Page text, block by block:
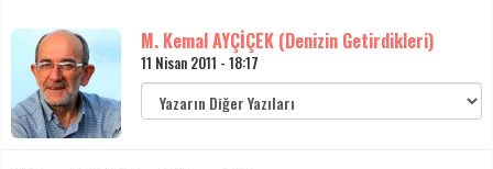
M. Kemal AYÇİÇEK (Denizin Getirdikleri)
11 Nisan 2011 - 18:17